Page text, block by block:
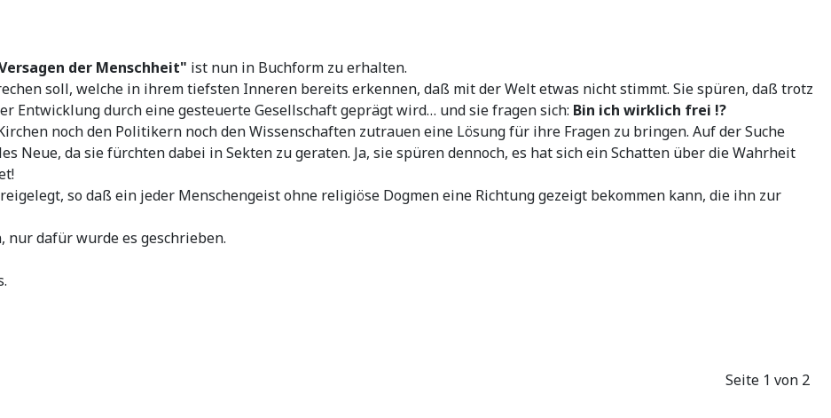
der Menschheit" ist nun in Buchform zu erhalten.
soll, welche in ihrem tiefsten Inneren bereits erkennen, daß mit der Welt etwas nicht stimmt. Sie spüren, daß trotz
Entwicklung durch eine gesteuerte Gesellschaft geprägt wird… und sie fragen sich: Bin ich wirklich frei !?
noch den Politikern noch den Wissenschaften zutrauen eine Lösung für ihre Fragen zu bringen. Auf der Suche
Neue, da sie fürchten dabei in Sekten zu geraten. Ja, sie spüren dennoch, es hat sich ein Schatten über die Wahrheit
so daß ein jeder Menschengeist ohne religiöse Dogmen eine Richtung gezeigt bekommen kann, die ihn zur
nur dafür wurde es geschrieben.
Seite 1 von 2